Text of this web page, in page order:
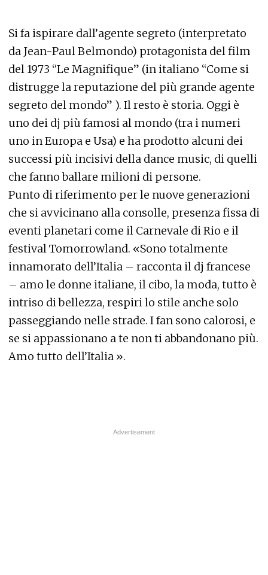
Si fa ispirare dall’agente segreto (interpretato
da Jean-Paul Belmondo) protagonista del film
del 1973 “Le Magnifique” (in italiano “Come si
distrugge la reputazione del più grande agente
segreto del mondo” ). Il resto è storia. Oggi è
uno dei dj più famosi al mondo (tra i numeri
uno in Europa e Usa) e ha prodotto alcuni dei
successi più incisivi della dance music, di quelli
che fanno ballare milioni di persone.
Punto di riferimento per le nuove generazioni
che si avvicinano alla consolle, presenza fissa di
eventi planetari come il Carnevale di Rio e il
festival Tomorrowland. «Sono totalmente
innamorato dell’Italia – racconta il dj francese
– amo le donne italiane, il cibo, la moda, tutto è
intriso di bellezza, respiri lo stile anche solo
passeggiando nelle strade. I fan sono calorosi, e
se si appassionano a te non ti abbandonano più.
Amo tutto dell’Italia ».